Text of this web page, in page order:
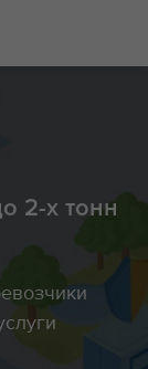
2-х тонн